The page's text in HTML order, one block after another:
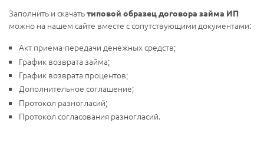
Заполнить и скачатьтиповой образец договора займа ИП
можно на нашем сайте вместе с сопутствующими документами:
Акт приема-передачи денежных средств;
График возврата займа;
График возврата процентов;
Дополнительное соглашение;
Протокол разногласий;
Протокол согласования разногласий.